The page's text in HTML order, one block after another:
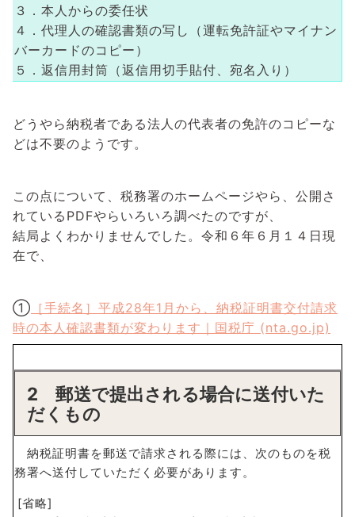
３．本人からの委任状
４．代理人の確認書類の写し（運転免許証やマイナン
バーカードのコピー）
５．返信用封筒（返信用切手貼付、宛名入り）
どうやら納税者である法人の代表者の免許のコピーな
どは不要のようです。
この点について、税務署のホームページやら、公開さ
れているPDFやらいろいろ調べたのですが、
結局よくわかりませんでした。令和６年６月１４日現
在で、
① ［手続名］平成28年1月から、納税証明書交付請求
時の本人確認書類が変わります｜国税庁 (nta.go.jp)
2 郵送で提出される場合に送付いた
だくもの
納税証明書を郵送で請求される際には、次のものを税
務署へ送付していただく必要があります。
[省略]